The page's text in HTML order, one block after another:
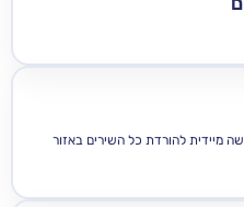
כל השירים באזור